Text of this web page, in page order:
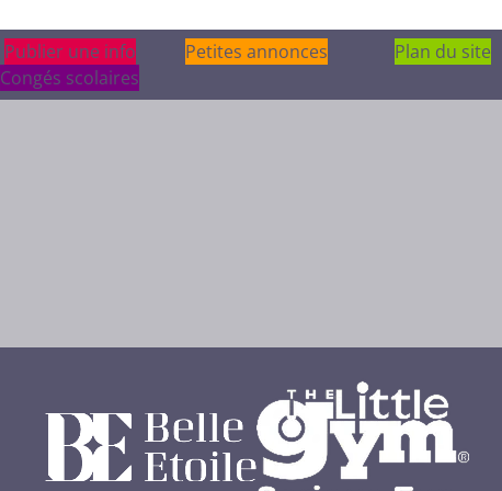
Publier une info
Publier une info
Petites annonces
Plan du site
Congés scolaires